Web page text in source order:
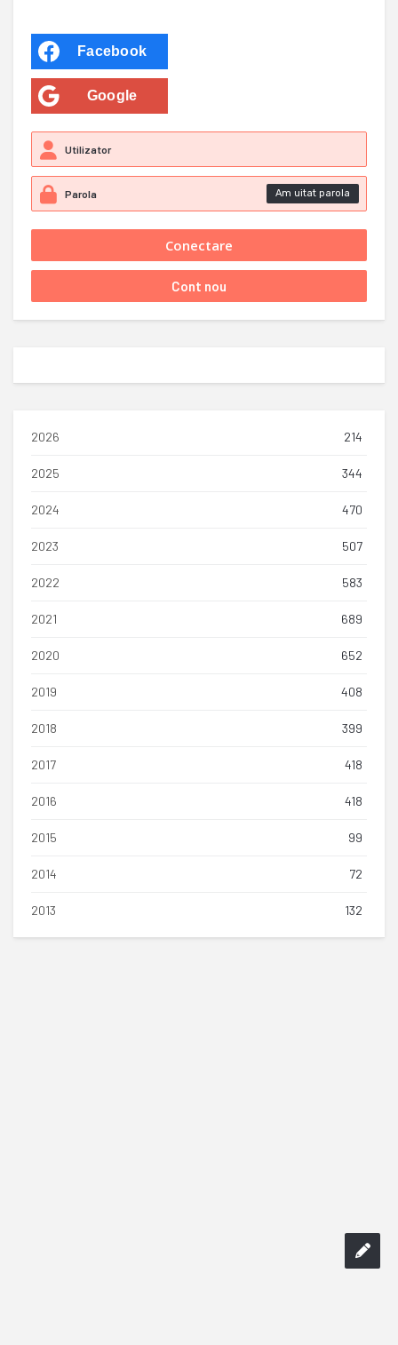
Facebook
Google
Am uitat parola
2026 214
2025 344
2024 470
2023 507
2022 583
2021 689
2020 652
2019 408
2018 399
2017 418
2016 418
2015 99
2014 72
2013 132